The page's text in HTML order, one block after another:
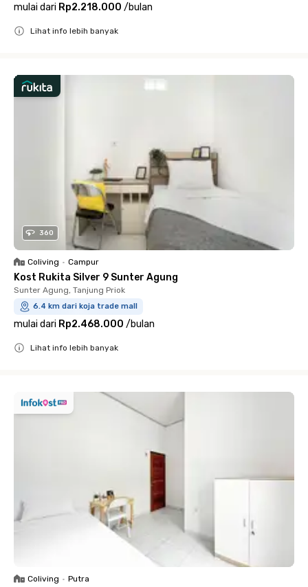
mulai dari Rp2.218.000 /bulan
Lihat info lebih banyak
360
Coliving • Campur
Kost Rukita Silver 9 Sunter Agung
Sunter Agung, Tanjung Priok
6.4 km dari koja trade mall
mulai dari Rp2.468.000 /bulan
Lihat info lebih banyak
Coliving • Putra